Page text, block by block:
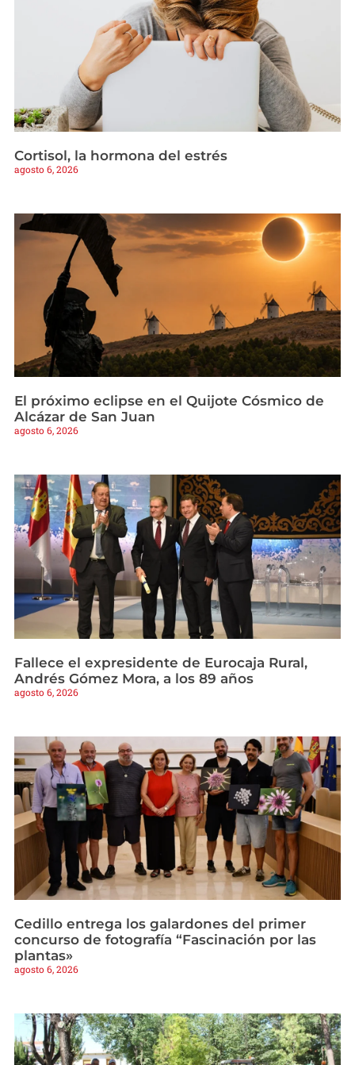
Cortisol, la hormona del estrés
agosto 6, 2026
El próximo eclipse en el Quijote Cósmico de
Alcázar de San Juan
agosto 6, 2026
Fallece el expresidente de Eurocaja Rural,
Andrés Gómez Mora, a los 89 años
agosto 6, 2026
Cedillo entrega los galardones del primer
concurso de fotografía “Fascinación por las
plantas»
agosto 6, 2026